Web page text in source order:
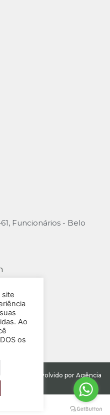
Funcionários - Belo
BH. Desenvolvido por Agência
site
Ao
os